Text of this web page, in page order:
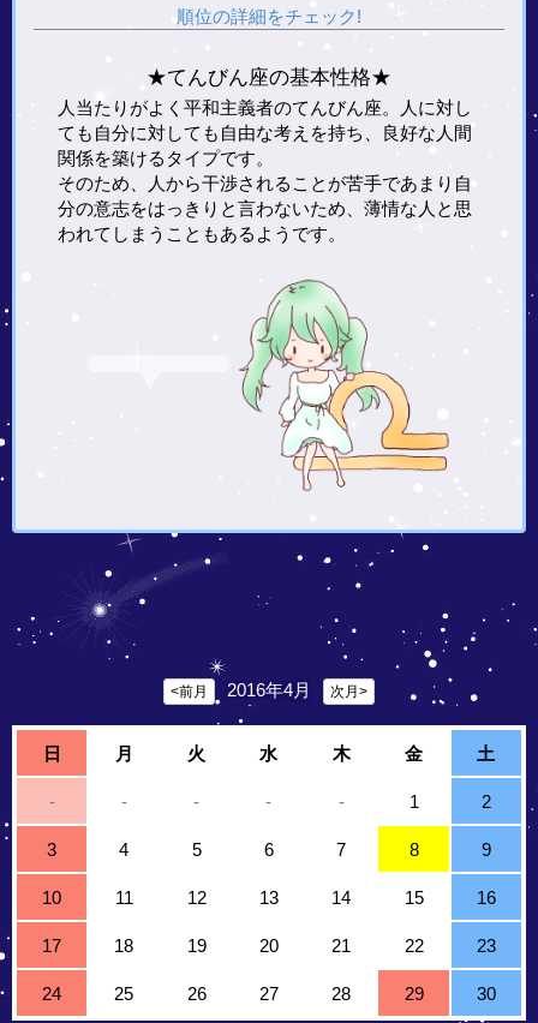
順位の詳細をチェック!
★てんびん座の基本性格★
人当たりがよく平和主義者のてんびん座。人に対し
ても自分に対しても自由な考えを持ち、良好な人間
関係を築けるタイプです。
そのため、人から干渉されることが苦手であまり自
分の意志をはっきりと言わないため、薄情な人と思
われてしまうこともあるようです。
<前月 2016年4月 次月>
日 月 火 水 木 金 土
- - - - - 1 2
3 4 5 6 7 8 9
10 11 12 13 14 15 16
17 18 19 20 21 22 23
24 25 26 27 28 29 30